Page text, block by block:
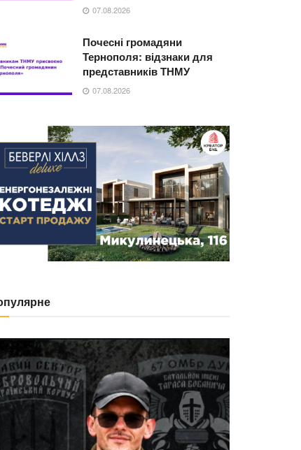
07.08.2026
Почесні громадяни
Тернополя: відзнаки для
представників ТНМУ
07.08.2026